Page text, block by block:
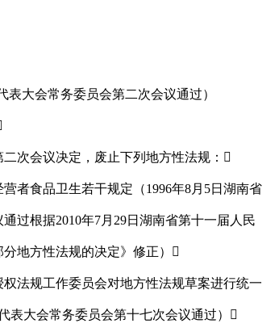
表大会常务委员会第二次会议通过）
次会议决定，废止下列地方性法规：
食品卫生若干规定（1996年8月5日湖南省
过根据2010年7月29日湖南省第十一届人民
地方性法规的决定》修正）
规工作委员会对地方性法规草案进行统一
表大会常务委员会第十七次会议通过）